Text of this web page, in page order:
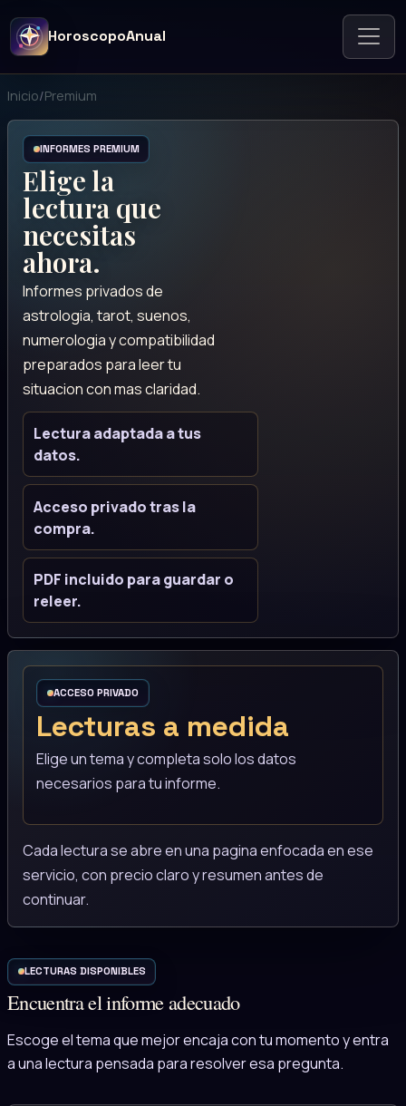
HoroscopoAnual
Inicio/Premium
INFORMES PREMIUM
Elige la
lectura que
necesitas
ahora.
Informes privados de
astrologia, tarot, suenos,
numerologia y compatibilidad
preparados para leer tu
situacion con mas claridad.
Lectura adaptada a tus
datos.
Acceso privado tras la
compra.
PDF incluido para guardar o
releer.
ACCESO PRIVADO
Lecturas a medida
Elige un tema y completa solo los datos
necesarios para tu informe.
Cada lectura se abre en una pagina enfocada en ese
servicio, con precio claro y resumen antes de
continuar.
LECTURAS DISPONIBLES
Encuentra el informe adecuado
Escoge el tema que mejor encaja con tu momento y entra
a una lectura pensada para resolver esa pregunta.